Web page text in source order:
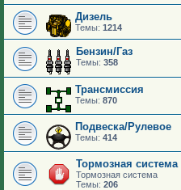
Дизель
Темы: 1214
Бензин/Газ
Темы: 358
Трансмиссия
Темы: 870
Подвеска/Рулевое
Темы: 414
Тормозная система
Тормозная система
Темы: 206